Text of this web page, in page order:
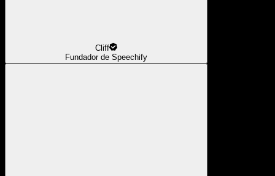
Cliff
Fundador de Speechify